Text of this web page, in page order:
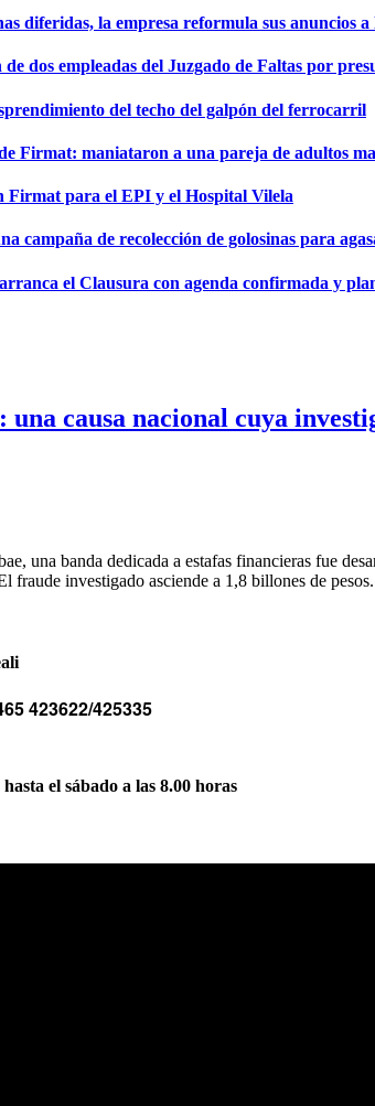
diferidas, la empresa reformula sus anuncios
dos empleadas del Juzgado de Faltas por
del techo del galpón del ferrocarril
Firmat: maniataron a una pareja de adultos
Firmat para el EPI y el Hospital Vilela
campaña de recolección de golosinas para
el Clausura con agenda confirmada y
causa nacional cuya
una banda dedicada a estafas financieras fue
fraude investigado asciende a 1,8 billones de
423622/425335
el sábado a las 8.00 horas